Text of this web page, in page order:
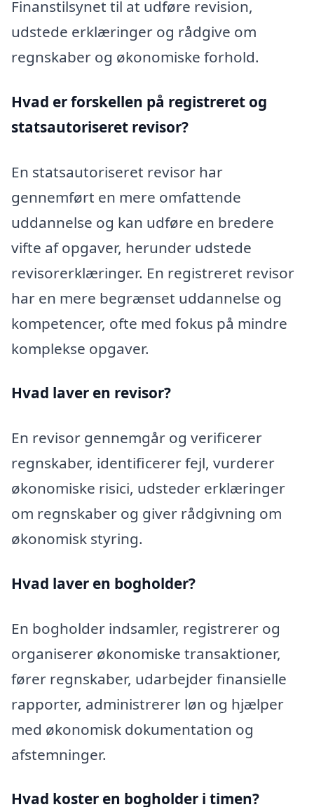
Finanstilsynet til at udføre revision,
udstede erklæringer og rådgive om
regnskaber og økonomiske forhold.
Hvad er forskellen på registreret og
statsautoriseret revisor?
En statsautoriseret revisor har
gennemført en mere omfattende
uddannelse og kan udføre en bredere
vifte af opgaver, herunder udstede
revisorerklæringer. En registreret revisor
har en mere begrænset uddannelse og
kompetencer, ofte med fokus på mindre
komplekse opgaver.
Hvad laver en revisor?
En revisor gennemgår og verificerer
regnskaber, identificerer fejl, vurderer
økonomiske risici, udsteder erklæringer
om regnskaber og giver rådgivning om
økonomisk styring.
Hvad laver en bogholder?
En bogholder indsamler, registrerer og
organiserer økonomiske transaktioner,
fører regnskaber, udarbejder finansielle
rapporter, administrerer løn og hjælper
med økonomisk dokumentation og
afstemninger.
Hvad koster en bogholder i timen?